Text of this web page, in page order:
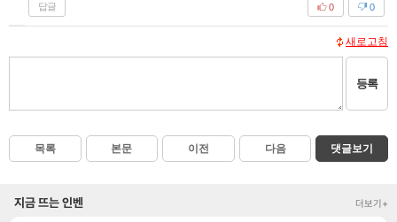
답글 0
0
새로고침
등록
목록 본문 이전 다음 댓글보기
지금 뜨는 인벤 더보기+